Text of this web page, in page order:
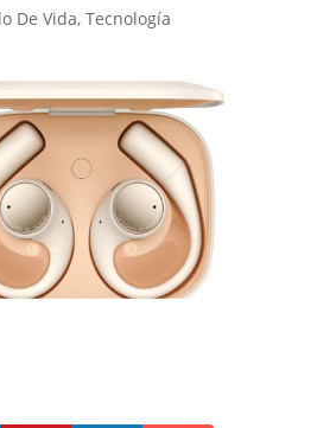
De Vida, Tecnología